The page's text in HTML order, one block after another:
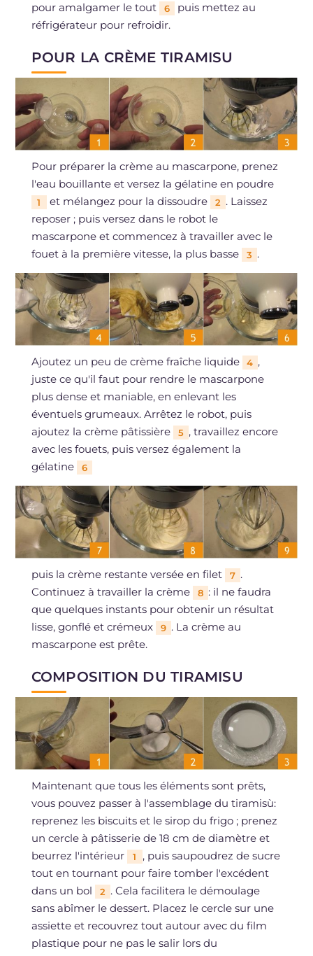
pour amalgamer le tout
6
puis mettez au
réfrigérateur pour refroidir.
POUR LA CRÈME TIRAMISU
Pour préparer la crème au mascarpone, prenez
l'eau bouillante et versez la gélatine en poudre
1 et mélangez pour la dissoudre 2 . Laissez
reposer ; puis versez dans le robot le
mascarpone et commencez à travailler avec le
fouet à la première vitesse, la plus basse
3 .
Ajoutez un peu de crème fraîche liquide 4 ,
juste ce qu'il faut pour rendre le mascarpone
plus dense et maniable, en enlevant les
éventuels grumeaux. Arrêtez le robot, puis
ajoutez la crème pâtissière
5 , travaillez encore
avec les fouets, puis versez également la
gélatine
6
puis la crème restante versée en filet 7 .
Continuez à travailler la crème
8 : il ne faudra
que quelques instants pour obtenir un résultat
lisse, gonflé et crémeux
9 . La crème au
mascarpone est prête.
COMPOSITION DU TIRAMISU
Maintenant que tous les éléments sont prêts,
vous pouvez passer à l'assemblage du tiramisù:
reprenez les biscuits et le sirop du frigo ; prenez
un cercle à pâtisserie de 18 cm de diamètre et
beurrez l'intérieur
1
, puis saupoudrez de sucre
tout en tournant pour faire tomber l'excédent
dans un bol
2 . Cela facilitera le démoulage
sans abîmer le dessert. Placez le cercle sur une
assiette et recouvrez tout autour avec du film
plastique pour ne pas le salir lors du